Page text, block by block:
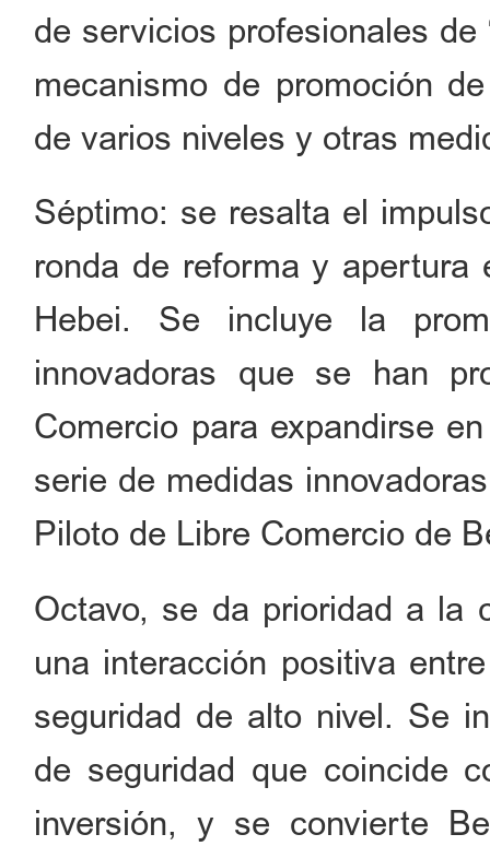
de servicios profesionales de
mecanismo de promoción
de varios niveles y otras
Séptimo: se resalta el
ronda de reforma y apertura
Hebei. Se incluye la
innovadoras que se han
Comercio para expandirse
serie de medidas
Piloto de Libre Comercio de
Octavo, se da prioridad a la
una interacción positiva
seguridad de alto nivel. Se
de seguridad que coincide
inversión, y se convierte